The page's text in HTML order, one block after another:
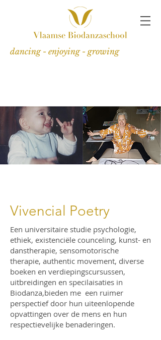
dancing - enjoying - growing
Vivencial Poetry
Een universitaire studie psychologie,
ethiek, existenciële counceling, kunst- en
danstherapie, sensomotorische
therapie, authentic movement, diverse
boeken en verdiepingscursussen,
uitbreidingen en specilaisaties in
Biodanza,bieden me een ruimer
perspectief door hun uiteenlopende
opvattingen over de mens en hun
respectievelijke benaderingen.